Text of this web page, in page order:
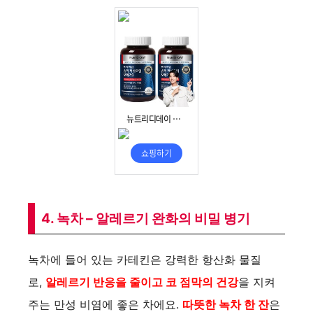
y
V
i
d
e
o
4. 녹차 – 알레르기 완화의 비밀 병기
녹차에 들어 있는 카테킨은 강력한 항산화 물질
로, 알레르기 반응을 줄이고 코 점막의 건강을 지켜
주는 만성 비염에 좋은 차에요. 따뜻한 녹차 한 잔은